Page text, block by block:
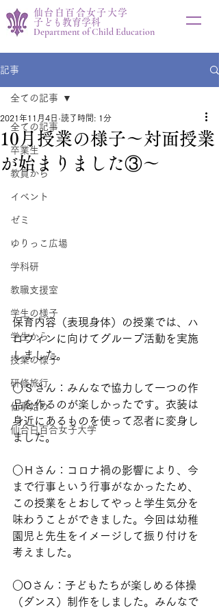
仙台白百合女子大学
子ども教育学科
Department of Child Education
記事
全ての記事
卒業生
教員から
イベント
ゼミ
ゆりっこ広場
学科研
教職支援室
学生の様子
学生から
授業の様子
研修旅行
仕事始め
仙台白百合女子大学
全ての記事
10月授業の様子～対面授業
が始まりました③～
2021年11月4日 読了時間: 1分
保育内容（表現身体）の授業では、ハ
ロウィンに向けてグループ活動を実施
しました。
○Ｓさん：みんなで協力して一つの作
品を作るのが楽しかったです。衣装は
身近にあるものを使って忍者に変身し
ました。
○Ｈさん：コロナ禍の影響により、今
まで行事という行事がなかったため、
この授業をとおしてやっと学生気分を
味わうことができました。今回は幼稚
園児と先生をイメージして振り付けを
考えました。
○Oさん：子どもたちが楽しめる体操
（ダンス）制作をしました。みんなで